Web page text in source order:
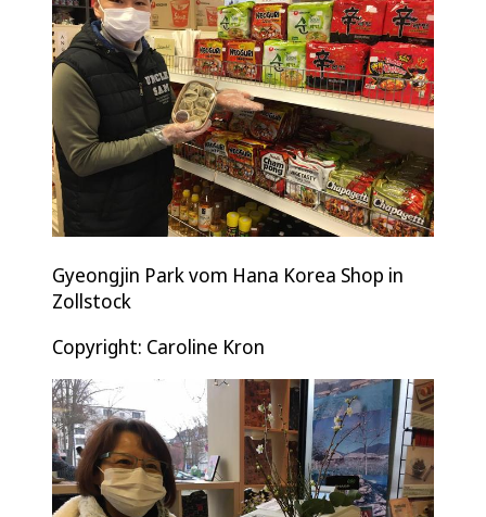
Gyeongjin Park vom Hana Korea Shop in
Zollstock
Copyright: Caroline Kron